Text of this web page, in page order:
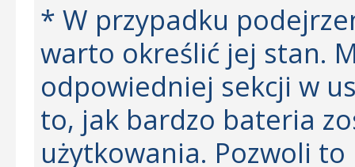
* W przypadku
warto określić jej stan.
odpowiedniej sekcji w
to, jak bardzo bateria
użytkowania. Pozwoli